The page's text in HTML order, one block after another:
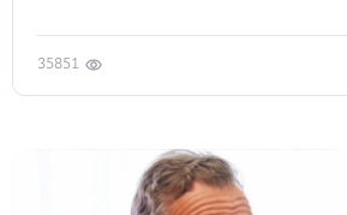
35851